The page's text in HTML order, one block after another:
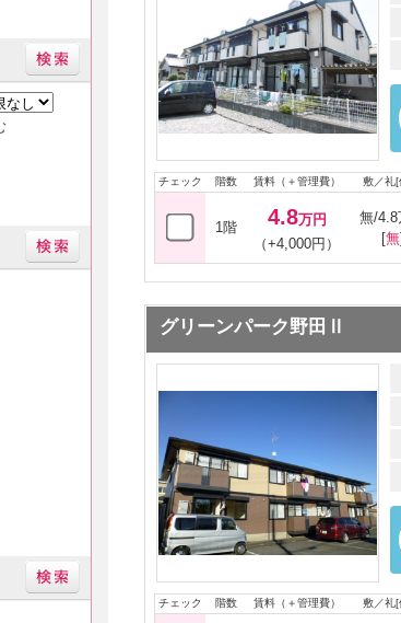
チェック 階数 賃料（＋管理費） 敷／礼[
1階 4.8万円
（+4,000円）
無/4.8
[無]
グリーンパーク野田Ⅱ
チェック 階数 賃料（＋管理費） 敷／礼[